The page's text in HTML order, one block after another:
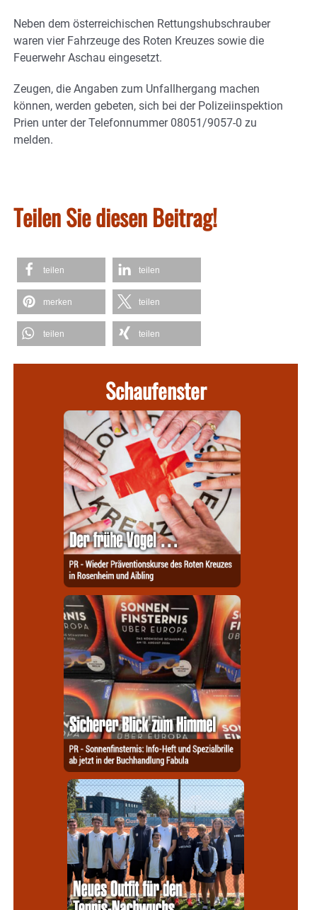
Neben dem österreichischen Rettungshubschrauber
waren vier Fahrzeuge des Roten Kreuzes sowie die
Feuerwehr Aschau eingesetzt.
Zeugen, die Angaben zum Unfallhergang machen
können, werden gebeten, sich bei der Polizeiinspektion
Prien unter der Telefonnummer 08051/9057-0 zu
melden.
Teilen Sie diesen Beitrag!
teilen teilen
merken teilen
teilen teilen
Schaufenster